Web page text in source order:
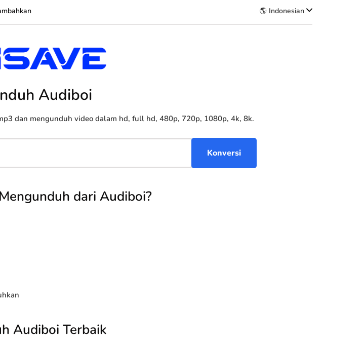
🌎 Indonesian
Audiboi
dan mengunduh video dalam hd, full hd, 480p, 720p, 1080p, 4k, 8k.
dari Audiboi?
Audiboi Terbaik